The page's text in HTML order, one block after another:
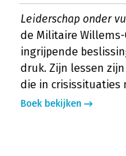
Leiderschap onder
de Militaire
ingrijpende
druk. Zijn lessen
die in crisissituaties
Boek bekijken